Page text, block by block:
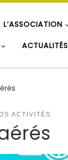
L’ASSOCIATION
ACTUALITÉS
ACTIVITÉS